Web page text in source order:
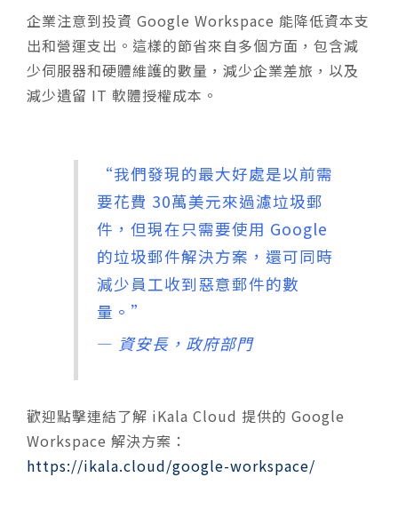
企業注意到投資 Google Workspace 能降低資本支
出和營運支出。這樣的節省來自多個方面，包含減
少伺服器和硬體維護的數量，減少企業差旅，以及
減少遺留 IT 軟體授權成本。
“我們發現的最大好處是以前需
要花費 30萬美元來過濾垃圾郵
件，但現在只需要使用 Google
的垃圾郵件解決方案，還可同時
減少員工收到惡意郵件的數
量。”
— 資安長，政府部門​​​​​
歡迎點擊連結了解 iKala Cloud 提供的 Google
Workspace 解決方案：
https://ikala.cloud/google-workspace/